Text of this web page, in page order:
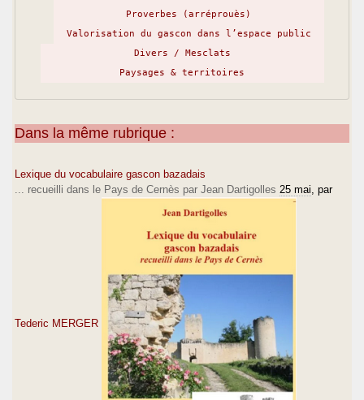
Proverbes (arréprouès)
Valorisation du gascon dans l’espace public
Divers / Mesclats
Paysages & territoires
Dans la même rubrique :
Lexique du vocabulaire gascon bazadais
... recueilli dans le Pays de Cernès par Jean Dartigolles 25 mai , par
Tederic MERGER